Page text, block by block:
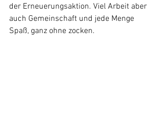
der Erneuerungsaktion. Viel Arbeit aber
auch Gemeinschaft und jede Menge
Spaß, ganz ohne zocken.